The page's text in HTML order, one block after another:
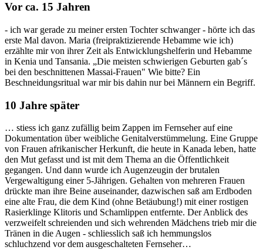
Vor ca. 15 Jahren
- ich war gerade zu meiner ersten Tochter schwanger - hörte ich das
erste Mal davon. Maria (freipraktizierende Hebamme wie ich)
erzählte mir von ihrer Zeit als Entwicklungshelferin und Hebamme
in Kenia und Tansania. „Die meisten schwierigen Geburten gab´s
bei den beschnittenen Massai-Frauen" Wie bitte? Ein
Beschneidungsritual war mir bis dahin nur bei Männern ein Begriff.
10 Jahre später
… stiess ich ganz zufällig beim Zappen im Fernseher auf eine
Dokumentation über weibliche Genitalverstümmelung. Eine Gruppe
von Frauen afrikanischer Herkunft, die heute in Kanada leben, hatte
den Mut gefasst und ist mit dem Thema an die Öffentlichkeit
gegangen. Und dann wurde ich Augenzeugin der brutalen
Vergewaltigung einer 5-Jährigen. Gehalten von mehreren Frauen
drückte man ihre Beine auseinander, dazwischen saß am Erdboden
eine alte Frau, die dem Kind (ohne Betäubung!) mit einer rostigen
Rasierklinge Klitoris und Schamlippen entfernte. Der Anblick des
verzweifelt schreienden und sich wehrenden Mädchens trieb mir die
Tränen in die Augen - schliesslich saß ich hemmungslos
schluchzend vor dem ausgeschalteten Fernseher…